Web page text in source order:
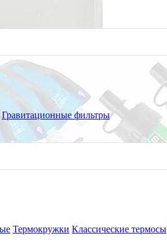
Гравитационные фильтры
Термокружки Классические термосы